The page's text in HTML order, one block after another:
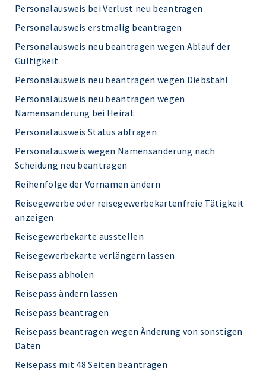
Personalausweis bei Verlust neu beantragen
Personalausweis erstmalig beantragen
Personalausweis neu beantragen wegen Ablauf der
Gültigkeit
Personalausweis neu beantragen wegen Diebstahl
Personalausweis neu beantragen wegen
Namensänderung bei Heirat
Personalausweis Status abfragen
Personalausweis wegen Namensänderung nach
Scheidung neu beantragen
Reihenfolge der Vornamen ändern
Reisegewerbe oder reisegewerbekartenfreie Tätigkeit
anzeigen
Reisegewerbekarte ausstellen
Reisegewerbekarte verlängern lassen
Reisepass abholen
Reisepass ändern lassen
Reisepass beantragen
Reisepass beantragen wegen Änderung von sonstigen
Daten
Reisepass mit 48 Seiten beantragen